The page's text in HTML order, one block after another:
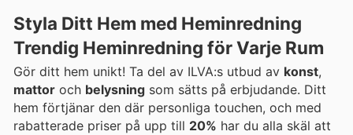
Styla Ditt Hem med Heminredning
Trendig Heminredning för Varje Rum
Gör ditt hem unikt! Ta del av ILVA:s utbud av konst,
mattor och belysning som sätts på erbjudande. Ditt
hem förtjänar den där personliga touchen, och med
rabatterade priser på upp till 20% har du alla skäl att